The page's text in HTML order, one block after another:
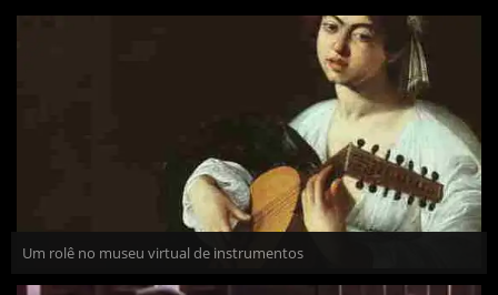
Um rolê no museu virtual de instrumentos